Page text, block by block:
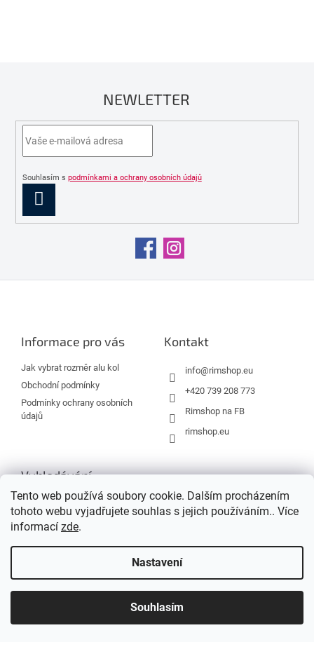
Tento web používá soubory cookie. Dalším procházením
tohoto webu vyjadřujete souhlas s jejich používáním.. Více
informací zde.
Nastavení
Souhlasím
NEWLETTER
Souhlasím s podmínkami a ochrany osobních údajů
SE
Informace pro vás
Jak vybrat rozměr alu kol
Obchodní podmínky
Podmínky ochrany osobních
údajů
Kontakt
info@rimshop.eu
+420 739 208 773
Rimshop na FB
rimshop.eu
Vyhledávání
HLEDAT
Vytvořil Shoptet